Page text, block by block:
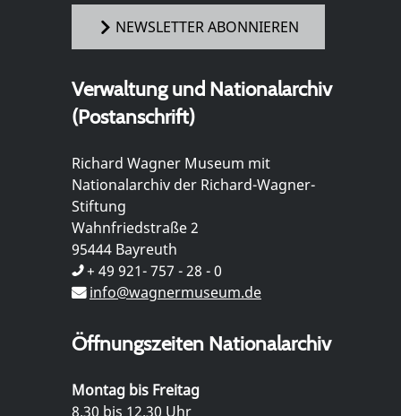
NEWSLETTER ABONNIEREN
Verwaltung und Nationalarchiv
(Postanschrift)
Richard Wagner Museum mit
Nationalarchiv der Richard-Wagner-
Stiftung
Wahnfriedstraße 2
95444 Bayreuth
+ 49 921- 757 - 28 - 0
info@wagnermuseum.de
Öffnungszeiten Nationalarchiv
Montag bis Freitag
8.30 bis 12.30 Uhr